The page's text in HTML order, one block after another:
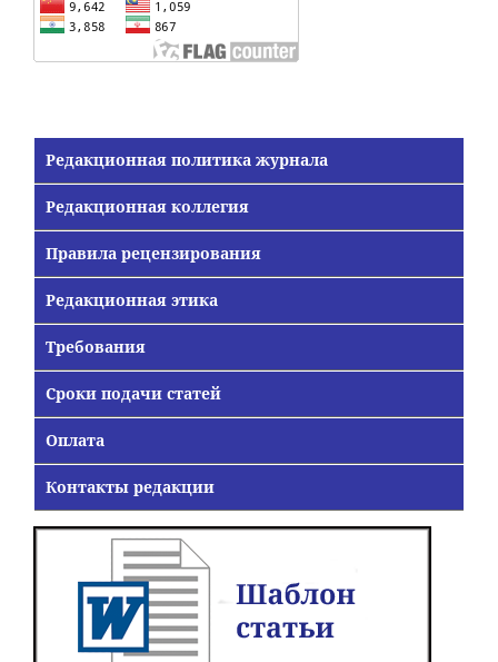
Редакционная политика журнала
Редакционная коллегия
Правила рецензирования
Редакционная этика
Требования
Сроки подачи статей
Оплата
Контакты редакции